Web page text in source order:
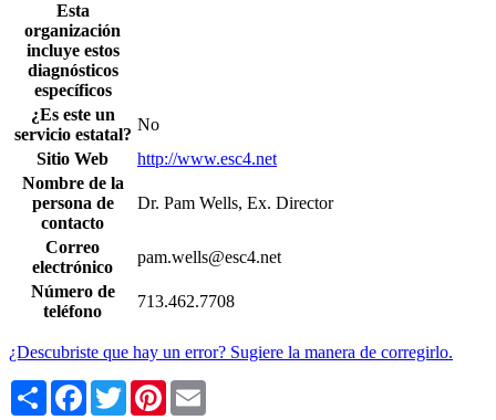
Esta
organización
incluye estos
diagnósticos
específicos
¿Es este un
servicio estatal?
No
Sitio Web
http://www.esc4.net
Nombre de la
persona de
contacto
Dr. Pam Wells, Ex. Director
Correo
electrónico
pam.wells@esc4.net
Número de
teléfono
713.462.7708
¿Descubriste que hay un error? Sugiere la manera de corregirlo.
Share Facebook
TwitterPinterest